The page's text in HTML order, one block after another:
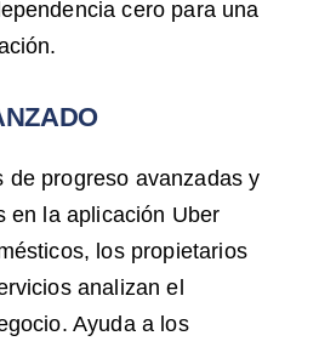
cero para una
de progreso avanzadas y
en la aplicación Uber
los propietarios
analizan el
Ayuda a los